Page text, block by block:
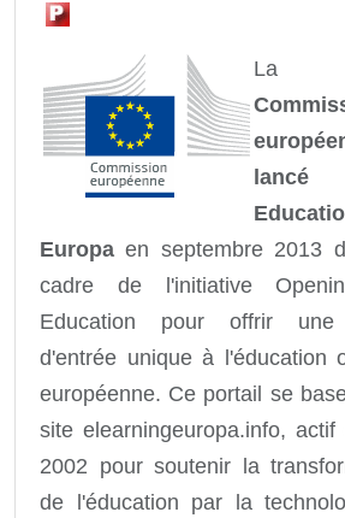
La
lancé
Europa en septembre 2013
cadre de l'initiative
Education pour offrir une
d'entrée unique à l'éducation
européenne. Ce portail se
site elearningeuropa.info, actif
2002 pour soutenir la
de l'éducation par la